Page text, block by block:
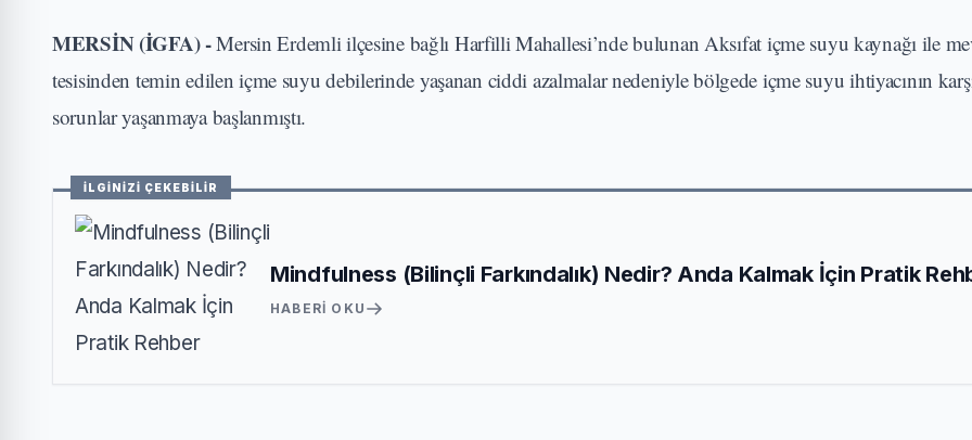
MERSİN (İGFA) -Mersin Erdemli ilçesine bağlı Harfilli Mahallesi’nde bulunan Aksıfat içme suyu kaynağı ile
tesisinden temin edilen içme suyu debilerinde yaşanan ciddi azalmalar nedeniyle bölgede içme suyu ihtiyacının
sorunlar yaşanmaya başlanmıştı.
İLGİNİZİ ÇEKEBİLİR
Mindfulness (Bilinçli Farkındalık) Nedir? Anda Kalmak İçin Pratik
HABERI OKU